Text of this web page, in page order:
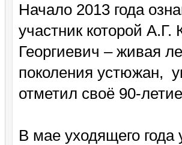
Начало 2013 года
участник которой
Георгиевич – живая
поколения устюжан,
отметил своё 90-
В мае уходящего